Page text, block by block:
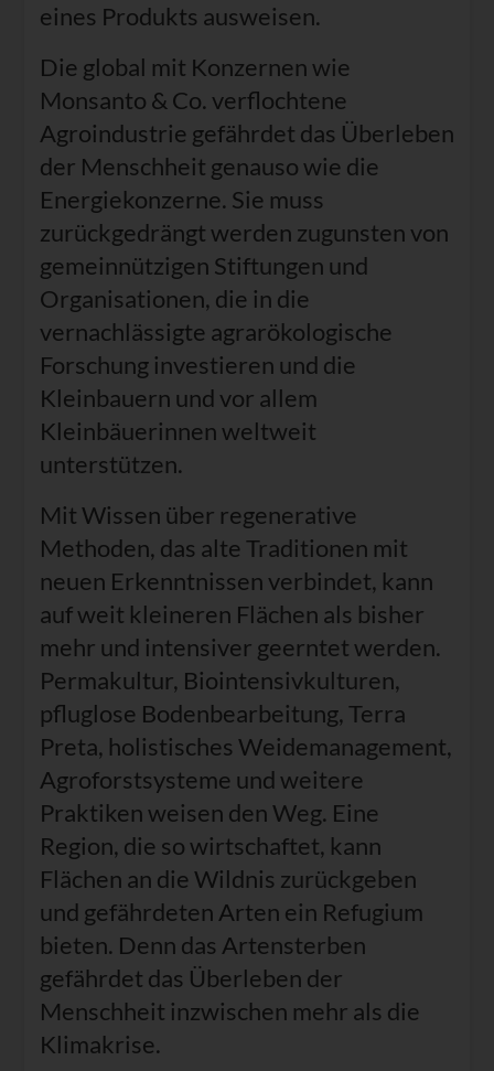
eines Produkts ausweisen.
Die global mit Konzernen wie
Monsanto & Co. verflochtene
Agroindustrie gefährdet das Überleben
der Menschheit genauso wie die
Energiekonzerne. Sie muss
zurückgedrängt werden zugunsten von
gemeinnützigen Stiftungen und
Organisationen, die in die
vernachlässigte agrarökologische
Forschung investieren und die
Kleinbauern und vor allem
Kleinbäuerinnen weltweit
unterstützen.
Mit Wissen über regenerative
Methoden, das alte Traditionen mit
neuen Erkenntnissen verbindet, kann
auf weit kleineren Flächen als bisher
mehr und intensiver geerntet werden.
Permakultur, Biointensivkulturen,
pfluglose Bodenbearbeitung, Terra
Preta, holistisches Weidemanagement,
Agroforstsysteme und weitere
Praktiken weisen den Weg. Eine
Region, die so wirtschaftet, kann
Flächen an die Wildnis zurückgeben
und gefährdeten Arten ein Refugium
bieten. Denn das Artensterben
gefährdet das Überleben der
Menschheit inzwischen mehr als die
Klimakrise.